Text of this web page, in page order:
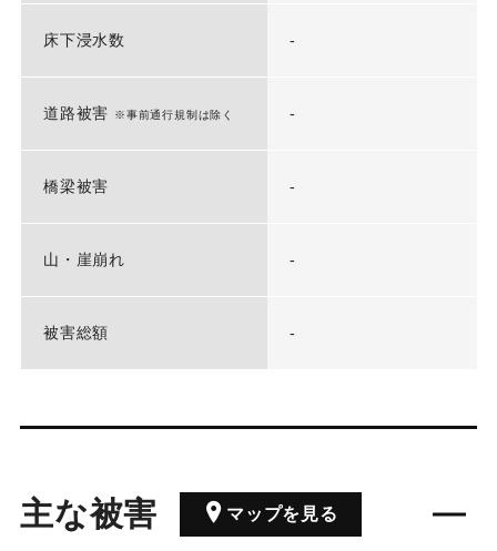
床下浸水数 -
道路被害 ※事前通行規制は除く -
橋梁被害 -
山・崖崩れ -
被害総額 -
主な被害 マップを見る